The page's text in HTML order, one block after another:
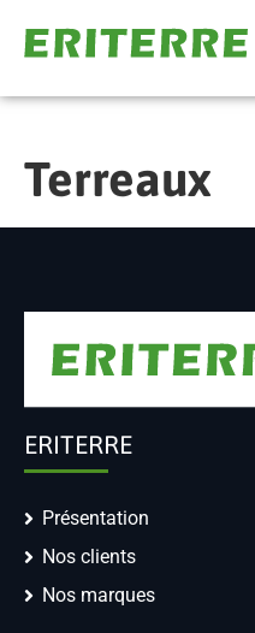
Terreaux
ERITERRE
Présentation
Nos clients
Nos marques